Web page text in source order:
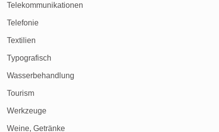
Telekommunikationen
Telefonie
Textilien
Typografisch
Wasserbehandlung
Tourism
Werkzeuge
Weine, Getränke